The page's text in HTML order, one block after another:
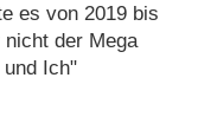
es von 2019 bis
der Mega
Ich"